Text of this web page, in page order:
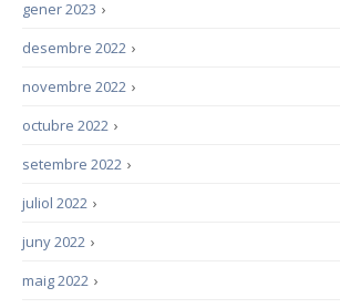
›
gener 2023
›
desembre 2022
›
novembre 2022
›
octubre 2022
›
setembre 2022
›
juliol 2022
›
juny 2022
›
maig 2022